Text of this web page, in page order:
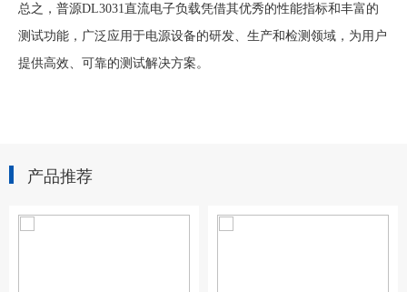
总之，普源DL3031直流电子负载凭借其优秀的性能指标和丰富的
测试功能，广泛应用于电源设备的研发、生产和检测领域，为用户
提供高效、可靠的测试解决方案。
产品推荐